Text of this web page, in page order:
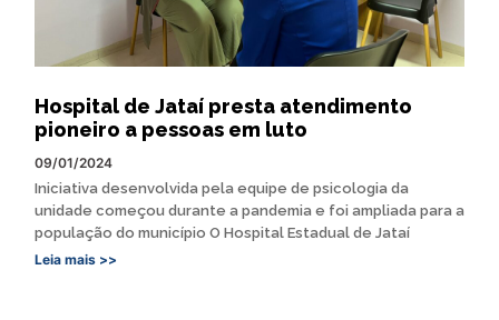
Hospital de Jataí presta atendimento
pioneiro a pessoas em luto
09/01/2024
Iniciativa desenvolvida pela equipe de psicologia da
unidade começou durante a pandemia e foi ampliada para a
população do município O Hospital Estadual de Jataí
Leia mais >>